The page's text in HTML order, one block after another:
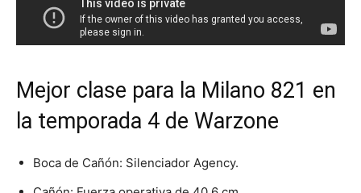
Mejor clase para la Milano 821 en
la temporada 4 de Warzone
Boca de Cañón: Silenciador Agency.